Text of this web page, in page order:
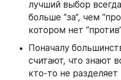
лучший выбор
больше “за”, чем
котором нет
Поначалу
считают, что знают
кто-то не разделяет